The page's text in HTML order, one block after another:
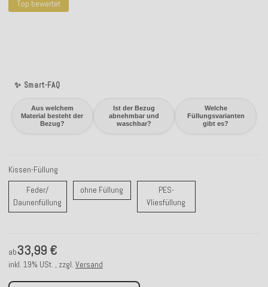
Top bewertet
✨ Smart-FAQ
Aus welchem
Material besteht der
Bezug?
Ist der Bezug
abnehmbar und
waschbar?
Welche
Füllungsvarianten
gibt es?
Kissen-Füllung
Feder/
Daunenfüllung Feder/ Daunenfüllung
ohne Füllung ohne FüllungPES-
Vliesfüllung
ab33,99 €
inkl. 19% USt. , zzgl. Versand